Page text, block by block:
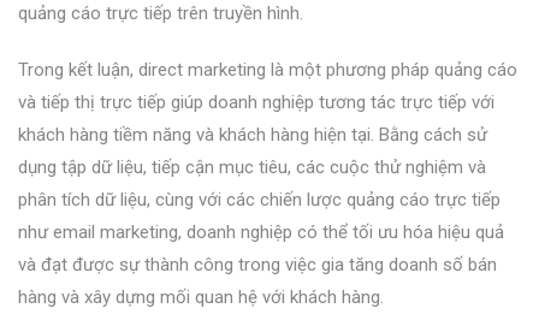
quảng cáo trực tiếp trên truyền hình.
Trong kết luận, direct marketing là một phương pháp quảng cáo
và tiếp thị trực tiếp giúp doanh nghiệp tương tác trực tiếp với
khách hàng tiềm năng và khách hàng hiện tại. Bằng cách sử
dụng tập dữ liệu, tiếp cận mục tiêu, các cuộc thử nghiệm và
phân tích dữ liệu, cùng với các chiến lược quảng cáo trực tiếp
như email marketing, doanh nghiệp có thể tối ưu hóa hiệu quả
và đạt được sự thành công trong việc gia tăng doanh số bán
hàng và xây dựng mối quan hệ với khách hàng.